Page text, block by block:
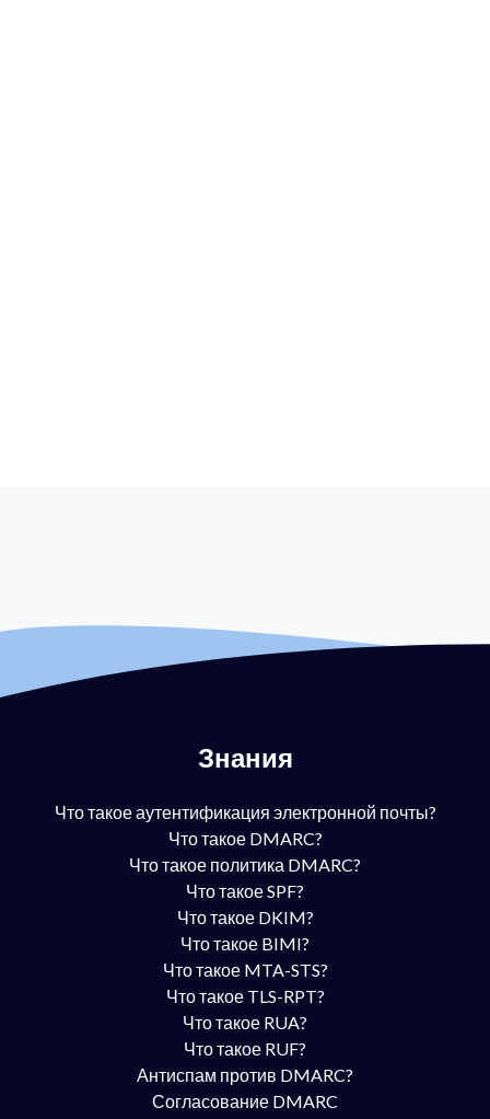
Знания
Что такое аутентификация электронной почты?
Что такое DMARC?
Что такое политика DMARC?
Что такое SPF?
Что такое DKIM?
Что такое BIMI?
Что такое MTA-STS?
Что такое TLS-RPT?
Что такое RUA?
Что такое RUF?
Антиспам против DMARC?
Согласование DMARC